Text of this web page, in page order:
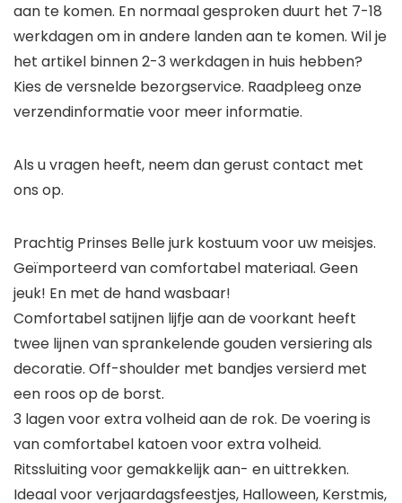
aan te komen. En normaal gesproken duurt het 7-18
werkdagen om in andere landen aan te komen. Wil je
het artikel binnen 2-3 werkdagen in huis hebben?
Kies de versnelde bezorgservice. Raadpleeg onze
verzendinformatie voor meer informatie.
Als u vragen heeft, neem dan gerust contact met
ons op.
Prachtig Prinses Belle jurk kostuum voor uw meisjes.
Geïmporteerd van comfortabel materiaal. Geen
jeuk! En met de hand wasbaar!
Comfortabel satijnen lijfje aan de voorkant heeft
twee lijnen van sprankelende gouden versiering als
decoratie. Off-shoulder met bandjes versierd met
een roos op de borst.
3 lagen voor extra volheid aan de rok. De voering is
van comfortabel katoen voor extra volheid.
Ritssluiting voor gemakkelijk aan- en uittrekken.
Ideaal voor verjaardagsfeestjes, Halloween, Kerstmis,